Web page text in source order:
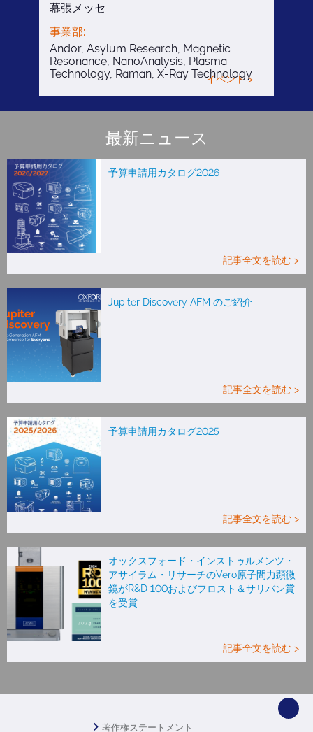
幕張メッセ
事業部:
Andor, Asylum Research, Magnetic
Resonance, NanoAnalysis, Plasma
Technology, Raman, X-Ray Technology
イベント >
最新ニュース
予算申請用カタログ2026
記事全文を読む >
Jupiter Discovery AFM のご紹介
記事全文を読む >
予算申請用カタログ2025
記事全文を読む >
オックスフォード・インストゥルメンツ・
アサイラム・リサーチのVero原子間力顕微
鏡がR&D 100およびフロスト＆サリバン賞
を受賞
記事全文を読む >
著作権ステートメント